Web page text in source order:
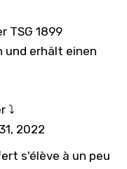
TSG 1899
und erhält einen
⤵️
2022
s'élève à un peu